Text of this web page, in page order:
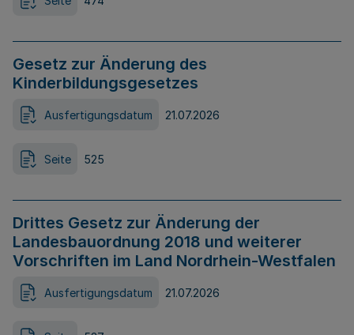
Gesetz zur Änderung des
Kinderbildungsgesetzes
Ausfertigungsdatum 21.07.2026
Seite 525
Drittes Gesetz zur Änderung der
Landesbauordnung 2018 und weiterer
Vorschriften im Land Nordrhein-Westfalen
Ausfertigungsdatum 21.07.2026